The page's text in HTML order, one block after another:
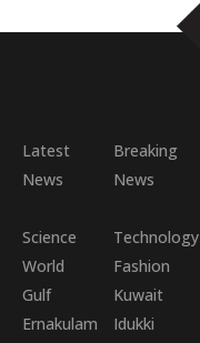
Latest
News
Breaking
News
Science
World
Technology
Fashion
Gulf
Kuwait
Ernakulam
Idukki